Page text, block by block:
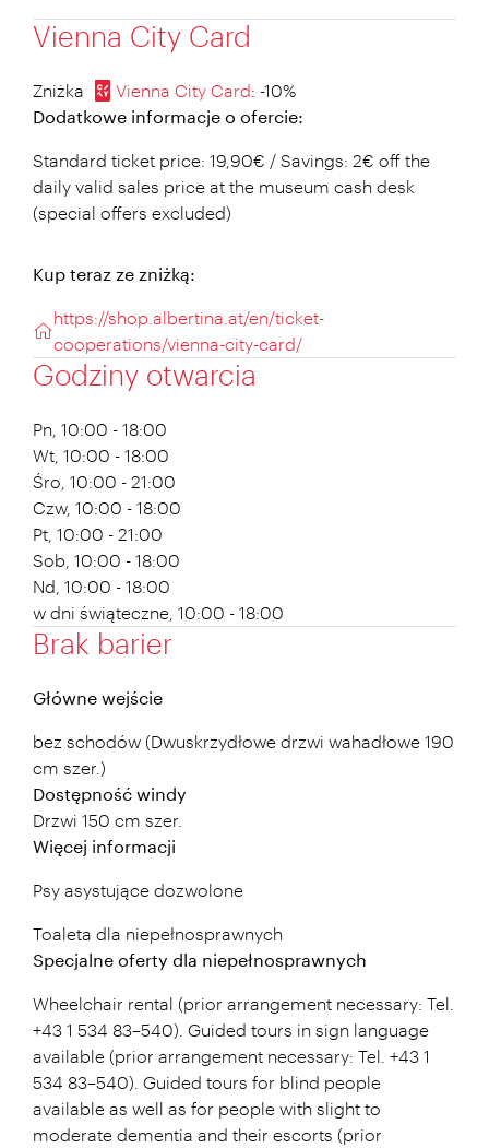
Vienna City Card
Zniżka Vienna City Card: -10%
Dodatkowe informacje o ofercie:
Standard ticket price: 19,90€ / Savings: 2€ off the
daily valid sales price at the museum cash desk
(special offers excluded)
Kup teraz ze zniżką:
https://shop.albertina.at/en/ticket-
cooperations/vienna-city-card/
Godziny otwarcia
Pn, 10:00 - 18:00
Wt, 10:00 - 18:00
Śro, 10:00 - 21:00
Czw, 10:00 - 18:00
Pt, 10:00 - 21:00
Sob, 10:00 - 18:00
Nd, 10:00 - 18:00
w dni świąteczne, 10:00 - 18:00
Brak barier
Główne wejście
bez schodów (Dwuskrzydłowe drzwi wahadłowe 190
cm szer.)
Dostępność windy
Drzwi 150 cm szer.
Więcej informacji
Psy asystujące dozwolone
Toaleta dla niepełnosprawnych
Specjalne oferty dla niepełnosprawnych
Wheelchair rental (prior arrangement necessary: Tel.
+43 1 534 83–540). Guided tours in sign language
available (prior arrangement necessary: Tel. +43 1
534 83–540). Guided tours for blind people
available as well as for people with slight to
moderate dementia and their escorts (prior